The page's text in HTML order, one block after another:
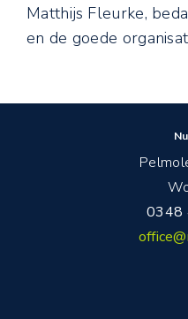
Matthijs Fleurke,
en de goede
0348